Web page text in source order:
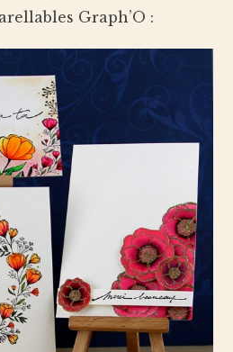
Graph’O :